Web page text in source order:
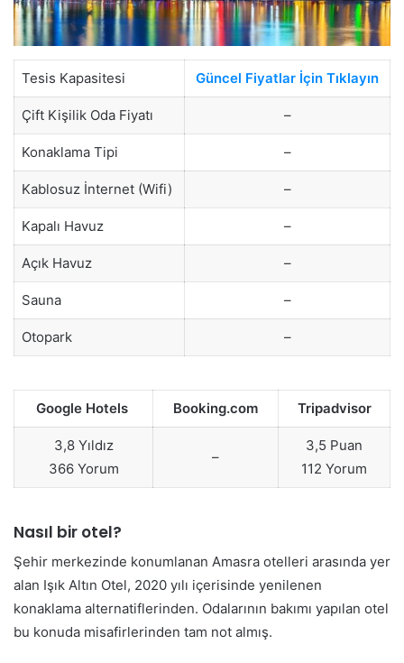
Tesis Kapasitesi Güncel Fiyatlar İçin Tıklayın
Çift Kişilik Oda Fiyatı –
Konaklama Tipi –
Kablosuz İnternet (Wifi) –
Kapalı Havuz –
Açık Havuz –
Sauna –
Otopark –
Google Hotels Booking.com Tripadvisor
3,8 Yıldız
366 Yorum
–
3,5 Puan
112 Yorum
Nasıl bir otel?
Şehir merkezinde konumlanan Amasra otelleri arasında yer
alan Işık Altın Otel, 2020 yılı içerisinde yenilenen
konaklama alternatiflerinden. Odalarının bakımı yapılan otel
bu konuda misafirlerinden tam not almış.